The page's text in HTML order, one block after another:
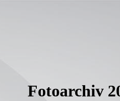
Fotoarchiv